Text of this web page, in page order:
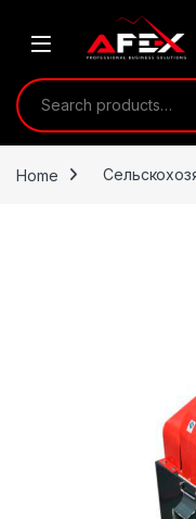
Search for:
Home